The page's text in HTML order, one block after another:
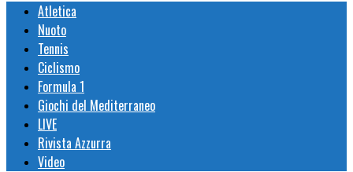
Atletica
Nuoto
Tennis
Ciclismo
Formula 1
Giochi del Mediterraneo
LIVE
Rivista Azzurra
Video